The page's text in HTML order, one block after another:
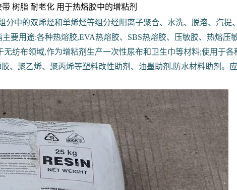
带 树脂 耐老化 用于热熔胶中的增粘剂
分中的双烯烃和单烯烃等组分经阳离子聚合、水洗、脱溶、汽
要用途:各种热熔胶,EVA热熔胶、SBS热熔胶、压敏胶、热熔压
无纺布领域,作为增粘剂生产一次性尿布和卫生巾等材料;使用于
、聚乙烯、聚丙烯等塑料改性助剂、油墨助剂,防水材料助剂。